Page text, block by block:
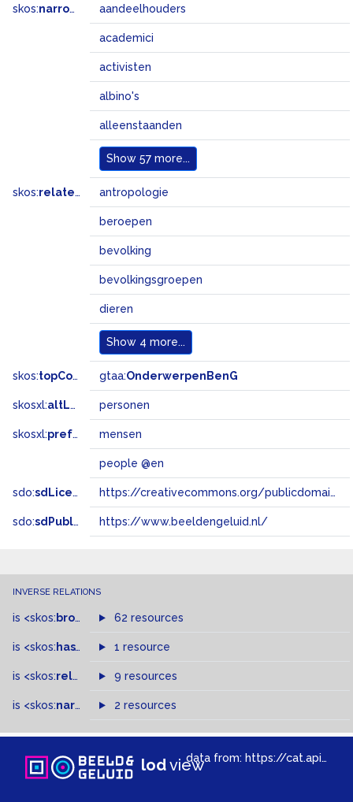
skos:narrower aandeelhouders
academici
activisten
albino's
alleenstaanden
Show 57 more...
skos:related antropologie
beroepen
bevolking
bevolkingsgroepen
dieren
Show 4 more...
skos:topConceptOf gtaa:OnderwerpenBenG
skosxl:altLabel personen
skosxl:prefLabel mensen
people @en
sdo:sdLicense https://creativecommons.org/publicdomain/zero/1.0/
sdo:sdPublisher https://www.beeldengeluid.nl/
INVERSE RELATIONS
is <skos: broader > of
62 resources
is <skos: hasTopConcept >of
1 resource
is <skos:related > of
9 resources
is <skos:narrowMatch >of
2 resources
lodviewdata from: https://cat.apis.beeldengeluid.nl/sparql